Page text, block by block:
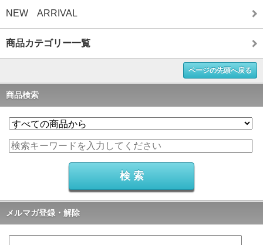
NEW ARRIVAL
商品カテゴリー一覧
ページの先頭へ戻る
商品検索
メルマガ登録・解除